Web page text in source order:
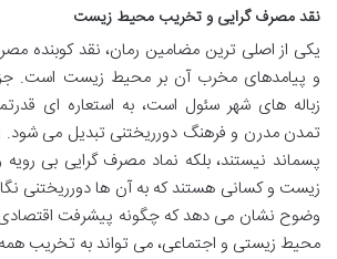
نقد مصرف گرایی و تخریب محیط زیست
یکی از اصلی ترین مضامین رمان، نقد کوبنده
و پیامدهای مخرب آن بر محیط زیست است.
زباله های شهر سئول است، به استعاره ای
تمدن مدرن و فرهنگ دورریختنی تبدیل می شود.
پسماند نیستند، بلکه نماد مصرف گرایی بی
زیست و کسانی هستند که به آن ها دورریختنی
وضوح نشان می دهد که چگونه پیشرفت
محیط زیستی و اجتماعی، می تواند به تخریب